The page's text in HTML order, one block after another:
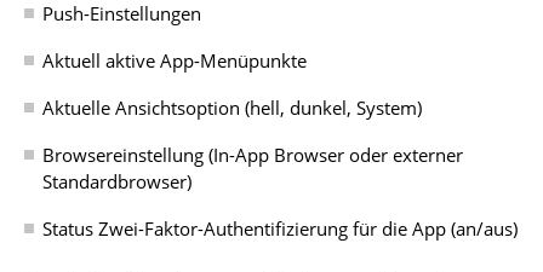
Push-Einstellungen
Aktuell aktive App-Menüpunkte
Aktuelle Ansichtsoption (hell, dunkel, System)
Browsereinstellung (In-App Browser oder externer
Standardbrowser)
Status Zwei-Faktor-Authentifizierung für die App (an/aus)